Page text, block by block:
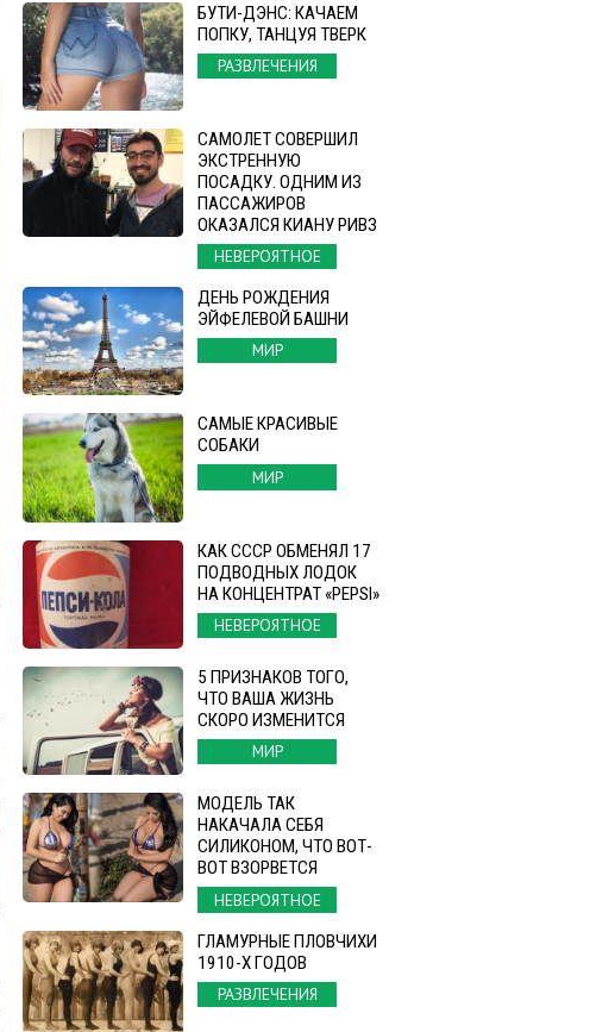
БУТИ-ДЭНС: КАЧАЕМ
ПОПКУ, ТАНЦУЯ ТВЕРК
РАЗВЛЕЧЕНИЯ
САМОЛЕТ СОВЕРШИЛ
ЭКСТРЕННУЮ
ПОСАДКУ. ОДНИМ ИЗ
ПАССАЖИРОВ
ОКАЗАЛСЯ КИАНУ РИВЗ
НЕВЕРОЯТНОЕ
ДЕНЬ РОЖДЕНИЯ
ЭЙФЕЛЕВОЙ БАШНИ
МИР
САМЫЕ КРАСИВЫЕ
СОБАКИ
МИР
КАК СССР ОБМЕНЯЛ 17
ПОДВОДНЫХ ЛОДОК
НА КОНЦЕНТРАТ «PEPSI»
НЕВЕРОЯТНОЕ
5 ПРИЗНАКОВ ТОГО,
ЧТО ВАША ЖИЗНЬ
СКОРО ИЗМЕНИТСЯ
МИР
МОДЕЛЬ ТАК
НАКАЧАЛА СЕБЯ
СИЛИКОНОМ, ЧТО ВОТ-
ВОТ ВЗОРВЕТСЯ
НЕВЕРОЯТНОЕ
ГЛАМУРНЫЕ ПЛОВЧИХИ
1910-Х ГОДОВ
РАЗВЛЕЧЕНИЯ